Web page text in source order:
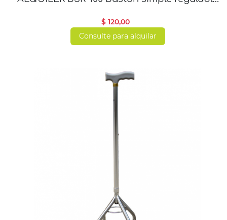
$ 120,00
Consulte para alquilar